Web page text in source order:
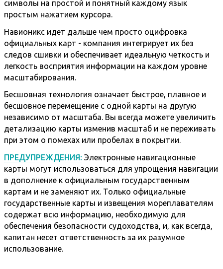
символы на простой и понятный каждому язык
простым нажатием курсора.
Навионикс идет дальше чем просто оцифровка
официальных карт - компания интегрирует их без
следов сшивки и обеспечивает идеальную четкость и
легкость восприятия информации на каждом уровне
масштабирования.
Бесшовная технология означает быстрое, плавное и
бесшовное перемещение с одной карты на другую
независимо от масштаба. Вы всегда можете увеличить
детализацию карты изменив масштаб и не переживать
при этом о помехах или пробелах в покрытии.
ПРЕДУПРЕЖДЕНИЯ: Электронные навигационные
карты могут использоваться для упрощения навигации
в дополнение к официальным государственным
картам и не заменяют их. Только официальные
государственные карты и извещения мореплавателям
содержат всю информацию, необходимую для
обеспечения безопасности судоходства, и, как всегда,
капитан несет ответственность за их разумное
использование.